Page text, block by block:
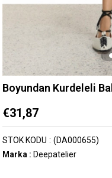
Boyundan Kurdeleli
€31,87
(DA000655)
STOK KODU
Marka : Deepatelier